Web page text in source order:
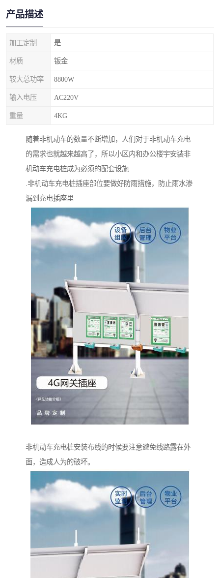
产品描述
加工定制 是
材质 钣金
较大总功率 8800W
输入电压 AC220V
重量 4KG
随着非机动车的数量不断增加，人们对于非机动车充电
的需求也就越来越高了，所以小区内和办公楼宇安装非
机动车充电桩成为必须的配套设施
.非机动车充电桩插座部位要做好防雨措施，防止雨水渗
漏到充电插座里
非机动车充电桩安装布线的时候要注意避免线路露在外
面，造成人为的破坏。